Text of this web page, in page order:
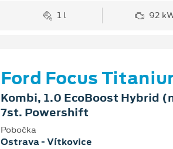
1 l 92
Ford Focus
Kombi, 1.0 EcoBoost Hybrid
7st. Powershift
Pobočka
Ostrava - Vítkovice